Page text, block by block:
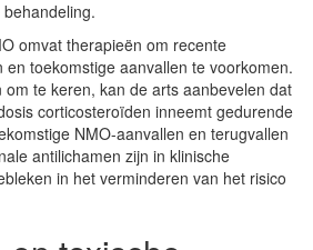
omvat therapieën om recente
toekomstige aanvallen te voorkomen.
te keren, kan de arts aanbevelen dat
corticosteroïden inneemt gedurende
NMO-aanvallen en terugvallen
antilichamen zijn in klinische
in het verminderen van het risico